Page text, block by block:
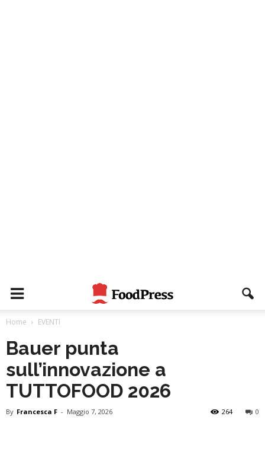
Home EVENTI
Bauer punta
sull’innovazione a
TUTTOFOOD 2026
By Francesca F - Maggio 7, 2026 0
264